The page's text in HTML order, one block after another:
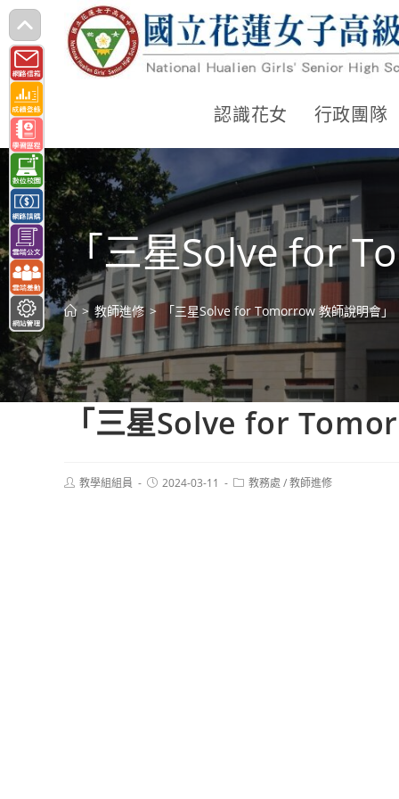
跳
轉
至
主
要
內
容
認識花女 行政團隊
「三星Solve for
> 教師進修 > 「三星Solve for Tomorrow 教師說明會」
「三星Solve for
Post教學組組員
Post2024-03-11
Post教務處 /教師進修